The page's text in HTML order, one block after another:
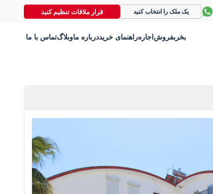
یک ملک را انتخاب کنید قرار ملاقات تنظیم کنید
بخر بفروشاجارهراهنمای خریددرباره ماوبلاگتماس با ما